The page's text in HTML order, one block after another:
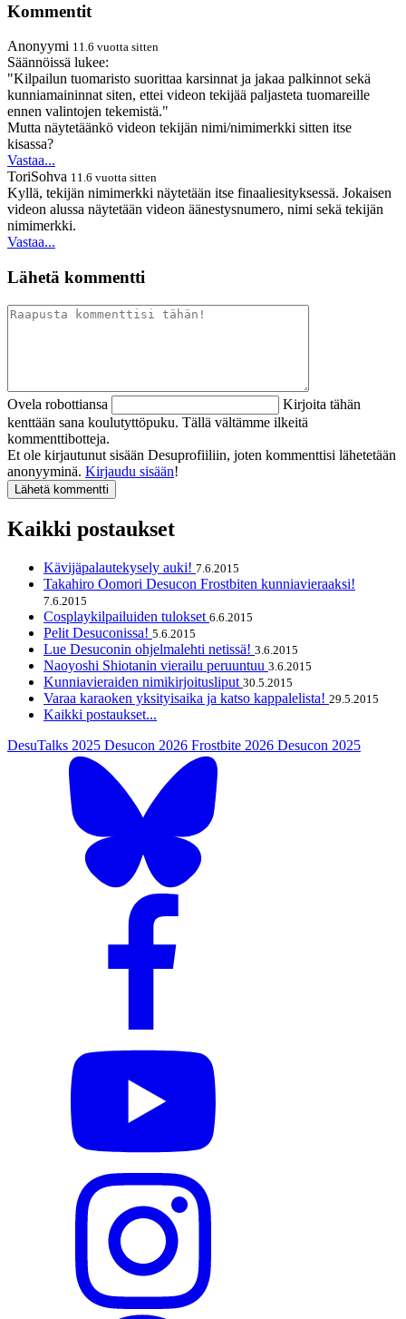
Kommentit
Anonyymi 11.6 vuotta sitten
Säännöissä lukee:
"Kilpailun tuomaristo suorittaa karsinnat ja jakaa palkinnot sekä
kunniamaininnat siten, ettei videon tekijää paljasteta tuomareille
ennen valintojen tekemistä."
Mutta näytetäänkö videon tekijän nimi/nimimerkki sitten itse
kisassa?
Vastaa...
ToriSohva 11.6 vuotta sitten
Kyllä, tekijän nimimerkki näytetään itse finaaliesityksessä. Jokaisen
videon alussa näytetään videon äänestysnumero, nimi sekä tekijän
nimimerkki.
Vastaa...
Lähetä kommentti
Ovela robottiansa
Kirjoita tähän
kenttään sana koulutyttöpuku. Tällä vältämme ilkeitä
kommenttibotteja.
Et ole kirjautunut sisään Desuprofiiliin, joten kommenttisi lähetetään
anonyyminä. Kirjaudu sisään!
Kaikki postaukset
Kävijäpalautekysely auki! 7.6.2015
Takahiro Oomori Desucon Frostbiten kunniavieraaksi!
7.6.2015
Cosplaykilpailuiden tulokset 6.6.2015
Pelit Desuconissa! 5.6.2015
Lue Desuconin ohjelmalehti netissä! 3.6.2015
Naoyoshi Shiotanin vierailu peruuntuu 3.6.2015
Kunniavieraiden nimikirjoitusliput 30.5.2015
Varaa karaoken yksityisaika ja katso kappalelista! 29.5.2015
Kaikki postaukset...
DesuTalks 2025 Desucon 2026 Frostbite 2026 Desucon 2025